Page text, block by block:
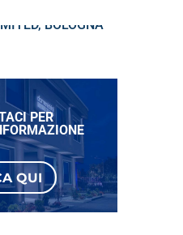
PER
QUI